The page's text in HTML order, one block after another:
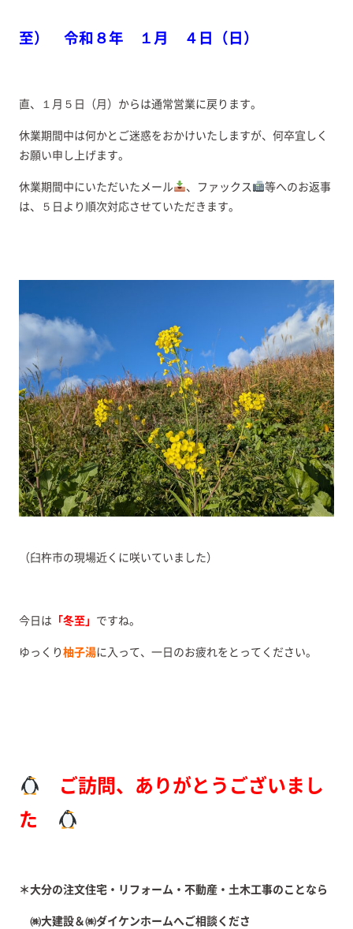
至） 令和８年 １月 ４日（日）
直、１月５日（月）からは通常営業に戻ります。
休業期間中は何かとご迷惑をおかけいたしますが、何卒宜しく
お願い申し上げます。
休業期間中にいただいたメール 、ファックス
等へのお返事
は、５日より順次対応させていただきます。
（臼杵市の現場近くに咲いていました）
今日は 「冬至」 ですね。
ゆっくり 柚子湯に入って、一日のお疲れをとってください。
ご訪問、ありがとうございまし
た
＊大分の注文住宅・リフォーム・不動産・土木工事のことなら
㈱大建設＆㈱ダイケンホームへご相談くださ